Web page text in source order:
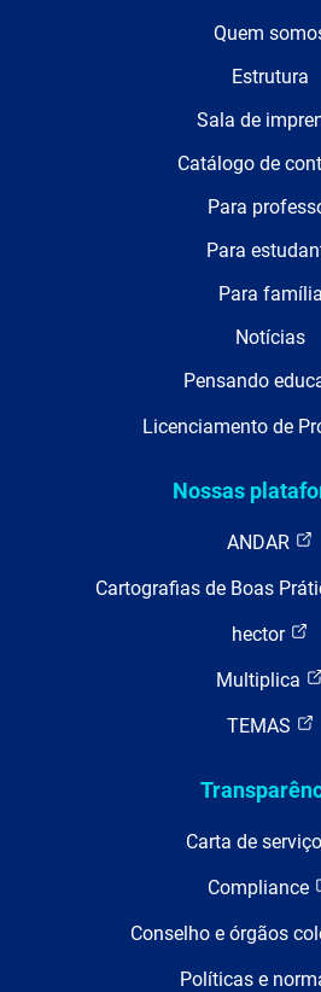
Quem
Estrutura
Sala de
Catálogo de
Para
Para
Para família
Notícias
Pensando
Licenciamento de
Nossas
ANDAR
Cartografias de Boas
hector
Multiplica
TEMAS
Carta de
Compliance
Conselho e órgãos
Políticas e